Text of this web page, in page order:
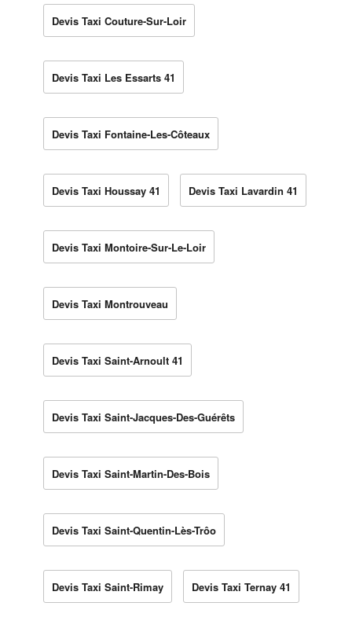
Devis Taxi Couture-Sur-Loir
Devis Taxi Les Essarts 41
Devis Taxi Fontaine-Les-Côteaux
Devis Taxi Houssay 41 Devis Taxi Lavardin 41
Devis Taxi Montoire-Sur-Le-Loir
Devis Taxi Montrouveau
Devis Taxi Saint-Arnoult 41
Devis Taxi Saint-Jacques-Des-Guérêts
Devis Taxi Saint-Martin-Des-Bois
Devis Taxi Saint-Quentin-Lès-Trôo
Devis Taxi Saint-Rimay Devis Taxi Ternay 41